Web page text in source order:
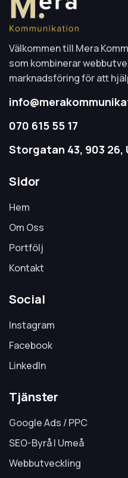
Välkommen till Mera
som kombinerar
marknadsföring för att
070 615 55 17
Storgatan 43, 903 26,
Sidor
Hem
Om Oss
Portfölj
Kontakt
Social
Instagram
Facebook
LinkedIn
Tjänster
Google Ads / PPC
SEO-Byrå I Umeå
Webbutveckling